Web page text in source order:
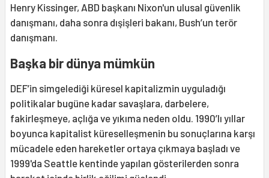
Henry Kissinger, ABD başkanı Nixon'un ulusal güvenlik
danışmanı, daha sonra dışişleri bakanı, Bush’un terör
danışmanı.
Başka bir dünya mümkün
DEF’in simgelediği küresel kapitalizmin uyguladığı
politikalar bugüne kadar savaşlara, darbelere,
fakirleşmeye, açlığa ve yıkıma neden oldu. 1990’lı yıllar
boyunca kapitalist küreselleşmenin bu sonuçlarına karşı
mücadele eden hareketler ortaya çıkmaya başladı ve
1999'da Seattle kentinde yapılan gösterilerden sonra